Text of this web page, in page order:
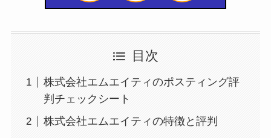
目次
株式会社エムエイティのポスティング評
判チェックシート
株式会社エムエイティの特徴と評判